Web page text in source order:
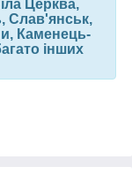
Церква,
Слав'янськ,
Каменець-
інших